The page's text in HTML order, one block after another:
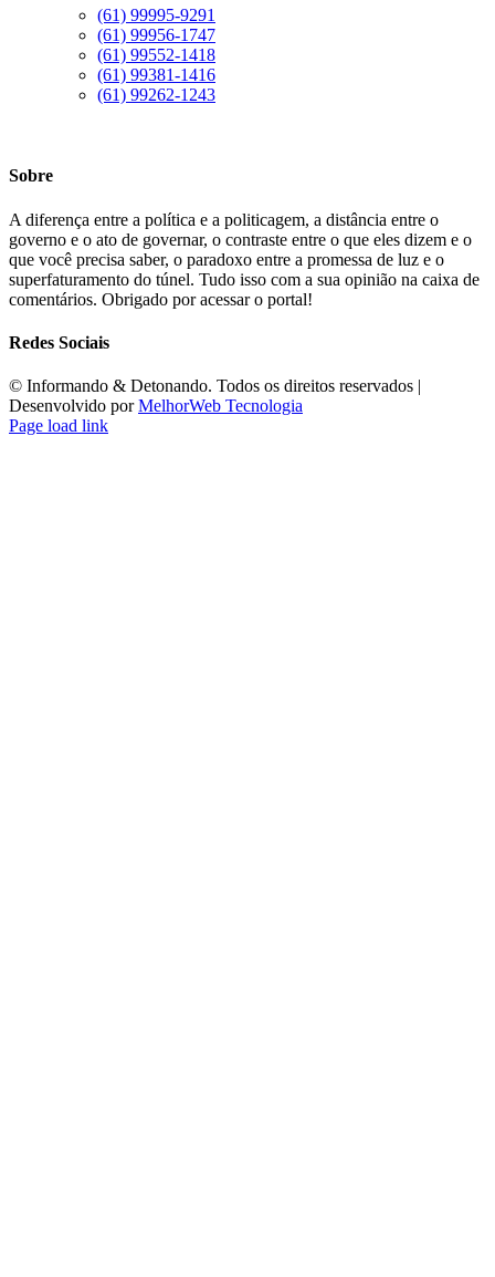
(61) 99995-9291
(61) 99956-1747
(61) 99552-1418
(61) 99381-1416
(61) 99262-1243
Sobre
A diferença entre a política e a politicagem, a distância entre o
governo e o ato de governar, o contraste entre o que eles dizem e o
que você precisa saber, o paradoxo entre a promessa de luz e o
superfaturamento do túnel. Tudo isso com a sua opinião na caixa de
comentários. Obrigado por acessar o portal!
Redes Sociais
©️ Informando & Detonando. Todos os direitos reservados |
Desenvolvido porMelhorWeb Tecnologia
Page load link